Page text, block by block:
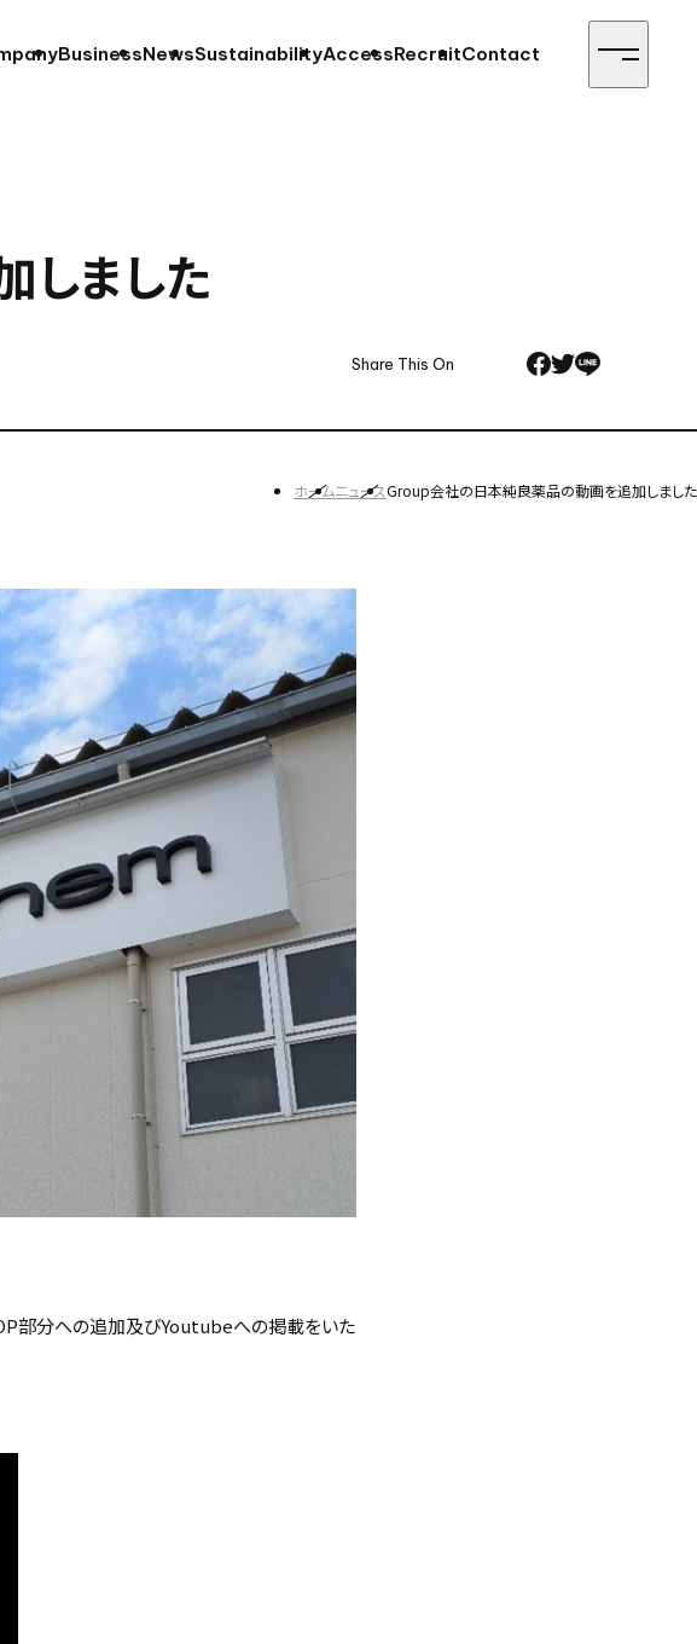
BusinessNewsSustainabilityAccessRecruitContact
しました
Share This On
ホームニュースGroup会社の日本純良薬品の動画を追加しました
部分への追加及びYoutubeへの掲載をいた